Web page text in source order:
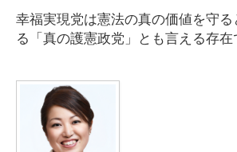
幸福実現党は憲法の真の価値を守
る「真の護憲政党」とも言える存在